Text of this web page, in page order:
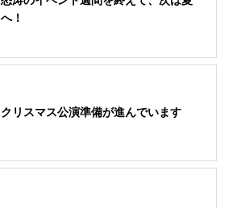
へ！
クリスマス公演準備が進んでいます